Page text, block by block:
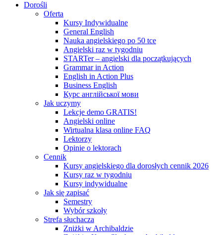
Dorośli
Oferta
Kursy Indywidualne
General English
Nauka angielskiego po 50 tce
Angielski raz w tygodniu
STARTer – angielski dla początkujących
Grammar in Action
English in Action Plus
Business English
Курс англійської мови
Jak uczymy
Lekcje demo GRATIS!
Angielski online
Wirtualna klasa online FAQ
Lektorzy
Opinie o lektorach
Cennik
Kursy angielskiego dla dorosłych cennik 2026
Kursy raz w tygodniu
Kursy indywidualne
Jak się zapisać
Semestry
Wybór szkoły
Strefa słuchacza
Zniżki w Archibaldzie